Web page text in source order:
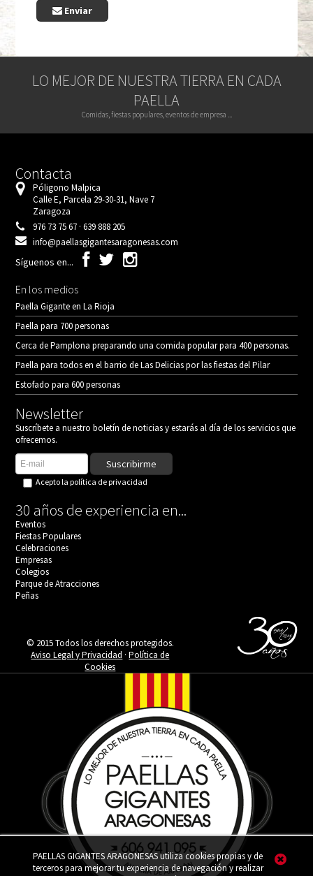
Enviar
LO MEJOR DE NUESTRA TIERRA EN CADA
PAELLA
Comidas, fiestas populares, eventos de empresa ...
Contacta
Póligono Malpica
Calle E, Parcela 29-30-31, Nave 7
Zaragoza
976 73 75 67 · 639 888 205
info@paellasgigantesaragonesas.com
Síguenos en...
En los medios
Paella Gigante en La Rioja
Paella para 700 personas
Cerca de Pamplona preparando una comida popular para 400 personas.
Paella para todos en el barrio de Las Delicias por las fiestas del Pilar
Estofado para 600 personas
Newsletter
Suscríbete a nuestro boletín de noticias y estarás al día de los servicios que
ofrecemos.
Suscribirme
Acepto lapolítica de privacidad
30 años de experiencia en...
Eventos
Fiestas Populares
Celebraciones
Empresas
Colegios
Parque de Atracciones
Peñas
© 2015 Todos los derechos protegidos.
Aviso Legal y Privacidad ·Política de
Cookies
PAELLAS GIGANTES ARAGONESAS utiliza cookies propias y de
terceros para mejorar tu experiencia de navegación y realizar